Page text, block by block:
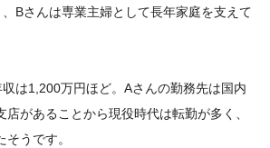
Bさんは専業主婦として長年家庭を支えて
は1,200万円ほど。Aさんの勤務先は国内
店があることから現役時代は転勤が多く、
うです。